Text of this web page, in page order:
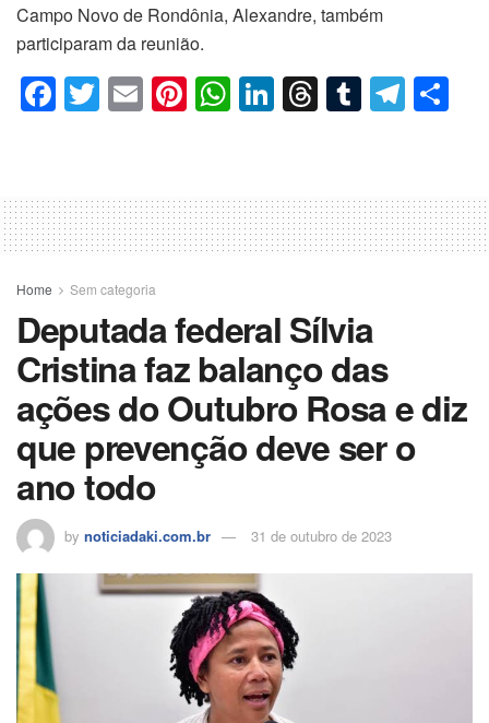
Campo Novo de Rondônia, Alexandre, também
participaram da reunião.
F
a
e
b
o
o
k
T
wi
er
E
m
Pi
nt
e
st
W
h
s
A
p
Li
n
e
dI
n
T
hr
a
d
s
T
u
bl
r
T
el
gr
a
m
p
ar
til
Home Sem categoria
Deputada federal Sílvia
Cristina faz balanço das
ações do Outubro Rosa e diz
que prevenção deve ser o
ano todo
by noticiadaki.com.br 31 de outubro de 2023